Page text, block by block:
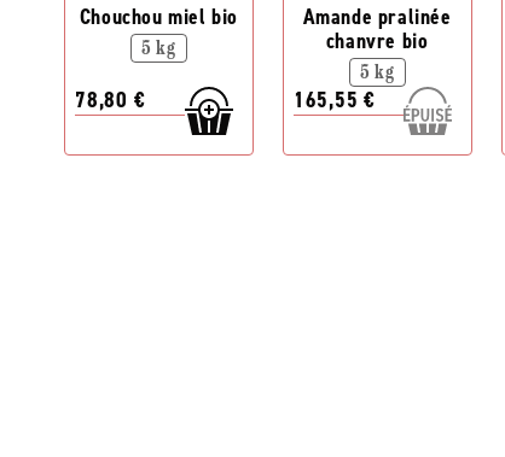
Chouchou miel bio
5 kg
78,80 €
Amande pralinée
chanvre bio
5 kg
165,55 €